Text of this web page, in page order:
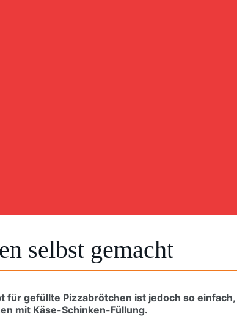
selbst gemacht
gefüllte Pizzabrötchen ist jedoch so einfach,
mit Käse-Schinken-Füllung.